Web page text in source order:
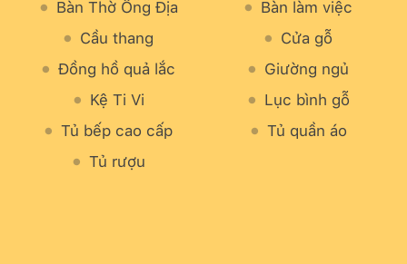
Bàn Thờ Ông Địa
Bàn làm việc
Cầu thang
Cửa gỗ
Đồng hồ quả lắc
Giường ngủ
Kệ Ti Vi
Lục bình gỗ
Tủ bếp cao cấp
Tủ quần áo
Tủ rượu